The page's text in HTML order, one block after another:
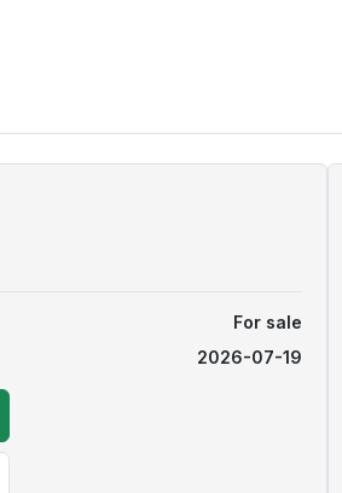
For sale
2026-07-19